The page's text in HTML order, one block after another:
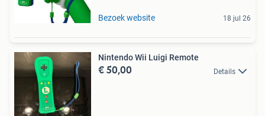
Bezoek website 18 jul 26
Nintendo Wii Luigi Remote
€ 50,00 Details